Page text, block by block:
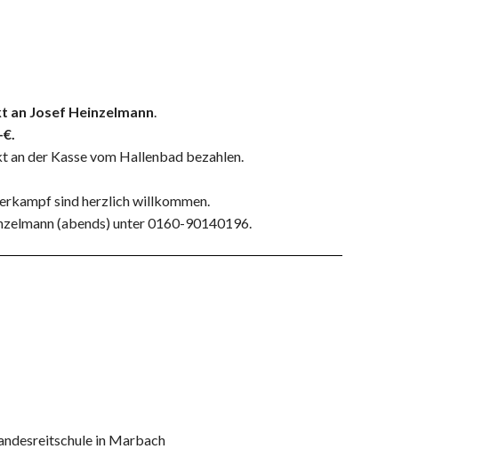
an Josef Heinzelmann
der Kasse vom Hallenbad bezahlen.
sind herzlich willkommen.
(abends) unter 0160-90140196.
in Marbach